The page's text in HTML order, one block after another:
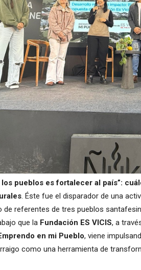
los pueblos es fortalecer al país”:
. Éste fue el disparador de una
de referentes de tres pueblos
que la Fundación ES VICIS, a
en mi Pueblo, viene
como una herramienta de